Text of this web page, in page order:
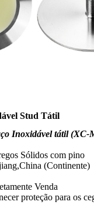
Stud Tátil
Inoxidável tátil (XC-
Sólidos com pino
(Continente)
Venda
proteção para os